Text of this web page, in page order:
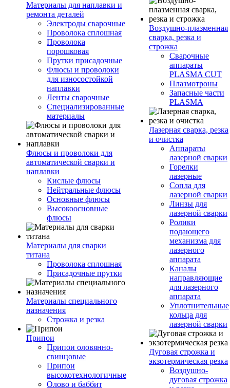
Материалы для наплавки и
ремонта деталей
Электроды сварочные
Проволока сплошная
Проволока
порошковая
Прутки присадочные
Флюсы и проволоки
для износостойкой
наплавки
Ленты сварочные
Специализированные
материалы
Флюсы и проволоки для
автоматической сварки и
наплавки
Кислые флюсы
Нейтральные флюсы
Основные флюсы
Высокоосновные
флюсы
Материалы для сварки
титана
Проволока сплошная
Присадочные прутки
Материалы специального
назначения
Строжка и резка
Припои
Припои оловянно-
свинцовые
Припои
высокотехнологичные
Олово и баббит
Воздушно-плазменная
сварка, резка и
строжка
Сварочные
аппараты
PLASMA CUT
Плазмотроны
Запасные части
PLASMA
Лазерная сварка, резка
и очистка
Аппараты
лазерной сварки
Горелки
лазерные
Сопла для
лазерной сварки
Линзы для
лазерной сварки
Ролики
подающего
механизма для
лазерного
аппарата
Каналы
направляющие
для лазерного
аппарата
Уплотнительные
кольца для
лазерной сварки
Дуговая строжка и
экзотермическая резка
Воздушно-
дуговая строжка